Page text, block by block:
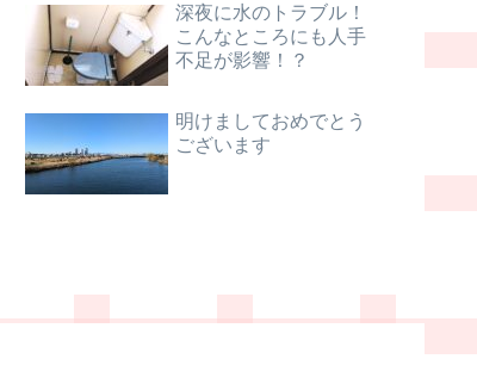
深夜に水のトラブル！
こんなところにも人手
不足が影響！？
明けましておめでとう
ございます